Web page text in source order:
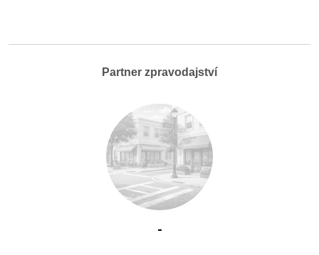
Partner zpravodajství
-